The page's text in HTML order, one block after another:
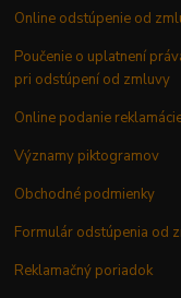
Online odstúpenie od
Poučenie o uplatnení
pri odstúpení od zmluvy
Online podanie
Významy piktogramov
Obchodné podmienky
Formulár odstúpenia od
Reklamačný poriadok